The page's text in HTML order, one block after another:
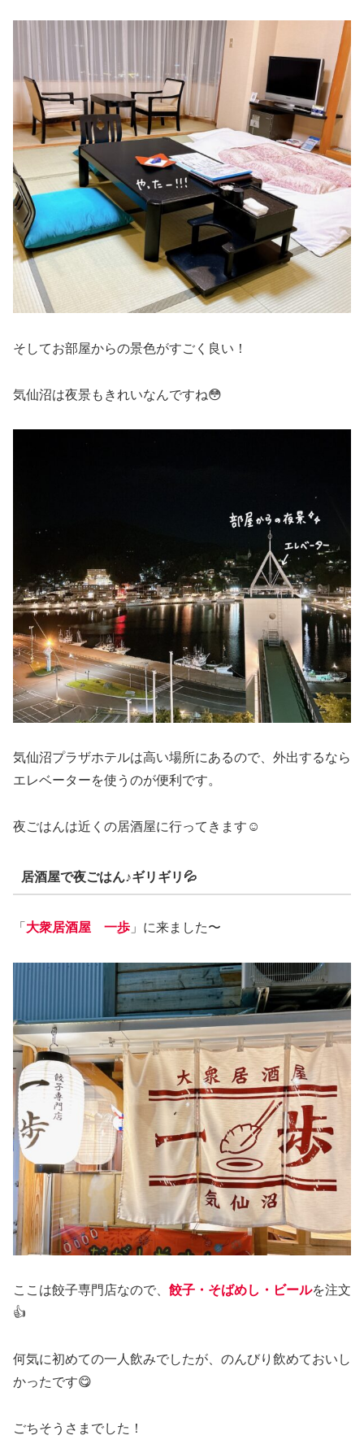
そしてお部屋からの景色がすごく良い！
気仙沼は夜景もきれいなんですね😳
気仙沼プラザホテルは高い場所にあるので、外出するなら
エレベーターを使うのが便利です。
夜ごはんは近くの居酒屋に行ってきます☺️
居酒屋で夜ごはん♪ギリギリ💦
「 大衆居酒屋 一歩 」に来ました〜
ここは餃子専門店なので、 餃子・そばめし・ビールを注文
👍
何気に初めての一人飲みでしたが、のんびり飲めておいし
かったです😋
ごちそうさまでした！